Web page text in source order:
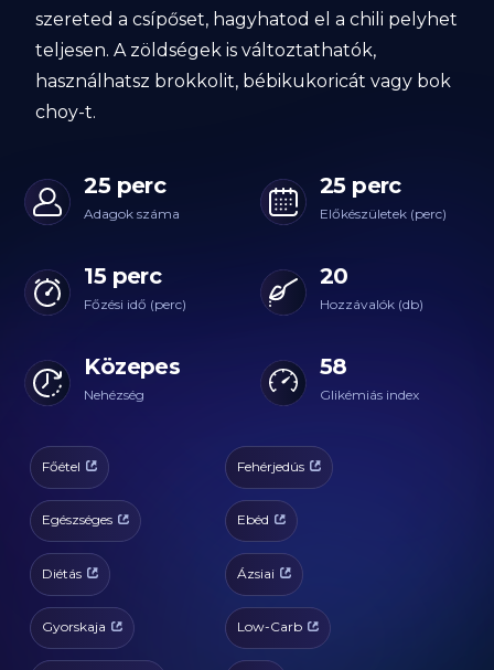
szereted a csípőset, hagyhatod el a chili pelyhet
teljesen. A zöldségek is változtathatók,
használhatsz brokkolit, bébikukoricát vagy bok
choy-t.
25 perc
Adagok száma
25 perc
Előkészületek (perc)
15 perc
Főzési idő (perc)
20
Hozzávalók (db)
Közepes
Nehézség
58
Glikémiás index
Főétel Fehérjedús
Egészséges Ebéd
Diétás Ázsiai
Gyorskaja Low-Carb